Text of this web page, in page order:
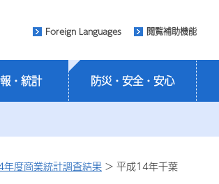
Foreign Languages 閲覧補助機能
・統計 防災・安全・安心
度商業統計調査結果 > 平成14年千葉